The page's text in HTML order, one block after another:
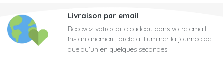
Livraison par email
Recevez votre carte cadeau dans votre email
instantanement, prete a illuminer la journee de
quelqu'un en quelques secondes